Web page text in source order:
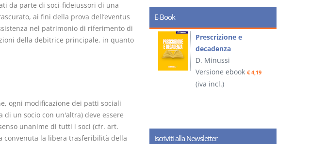
da parte di soci-fideiussori di una
ai fini della prova dell’eventus
nel patrimonio di riferimento di
della debitrice principale, in quanto
ogni modificazione dei patti sociali
un socio con un'altra) deve essere
unanime di tutti i soci (cfr. art.
convenuta la libera trasferibilità della
E-Book
Usufrutto Uso e
Prescrizione e
decadenza
D. Minussi
Versione ebook € 4,19
(iva incl.)
Iscriviti alla Newsletter